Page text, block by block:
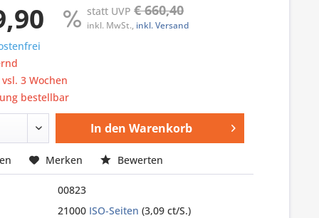
statt UVP€ 660,40
inkl. MwSt., inkl. Versand
3 Wochen
bestellbar
In den Warenkorb
Merken Bewerten
00823
21000 ISO-Seiten (3,09 ct/S.)